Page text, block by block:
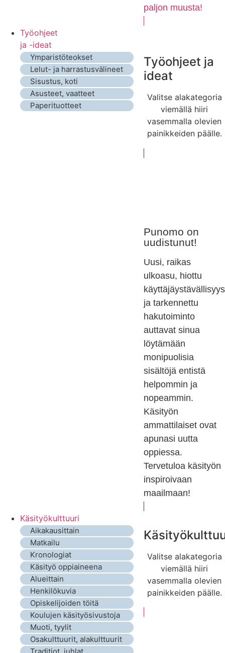
paljon muusta!
Työohjeet
ja -ideat
Ymparistöteokset
Lelut- ja harrastusvälineet
Sisustus, koti
Asusteet, vaatteet
Paperituotteet
Työohjeet ja
ideat
Valitse alakategoria
viemällä hiiri
vasemmalla olevien
painikkeiden päälle.
Punomo on
uudistunut!
Uusi, raikas
ulkoasu, hiottu
käyttäjäystävällisyys
ja tarkennettu
hakutoiminto
auttavat sinua
löytämään
monipuolisia
sisältöjä entistä
helpommin ja
nopeammin.
Käsityön
ammattilaiset ovat
apunasi uutta
oppiessa.
Tervetuloa käsityön
inspiroivaan
maailmaan!
Käsityökulttuuri
Aikakausittain
Matkailu
Kronologiat
Käsityö oppiaineena
Alueittain
Henkilökuvia
Opiskelijoiden töitä
Koulujen käsityösivustoja
Muoti, tyylit
Osakulttuurit, alakulttuurit
Valitse alakategoria
viemällä hiiri
vasemmalla olevien
painikkeiden päälle.